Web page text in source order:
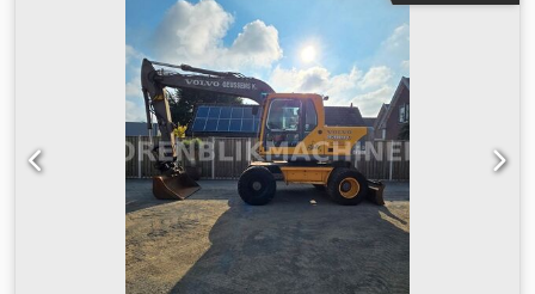
Litronic mobiele graafmachine | 20 ton | 12.987
bedrijfsuren Te koop aangeboden: een gebruikte Liebherr
A 904 C Litronic mobiele graafmachine, bouwjaar 2011. De
machine is voorzien van vierwielaandrijving en een
snelwisselsysteem. Met een gewicht van 20.000 kg is deze
mobiele graafmachine ideaal voor grondverzet-, civiele-,
sloop- en sorteerwerkzaamheden. Technische gegevens: *
Fabrikant/model: Liebherr A 904 C Litronic * Machinetype:
Mobiele graafmachine * Bouwjaar: 2011 * Bedrijfsuren:
12.987 uur * Gewicht: 20.000 kg * Aandrijving:
Vierwielaandrijving * Snelwisselsysteem * Milieukeurmerk: